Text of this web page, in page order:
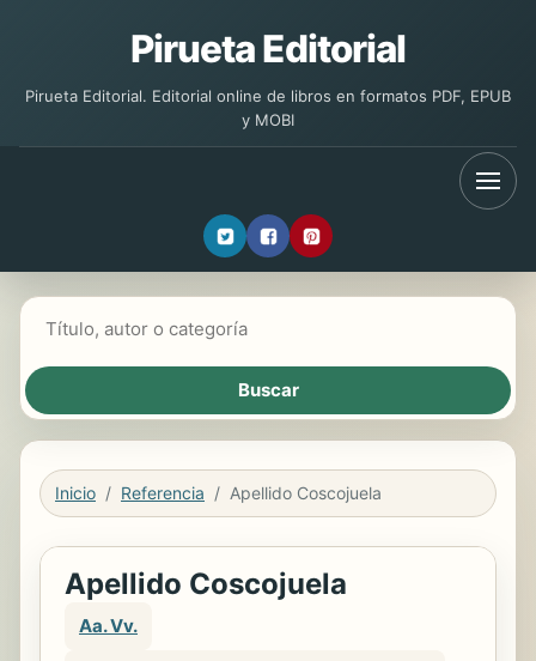
Pirueta Editorial
Pirueta Editorial. Editorial online de libros en formatos PDF, EPUB
y MOBI
Inicio Referencia Apellido Coscojuela
Apellido Coscojuela
Aa. Vv.